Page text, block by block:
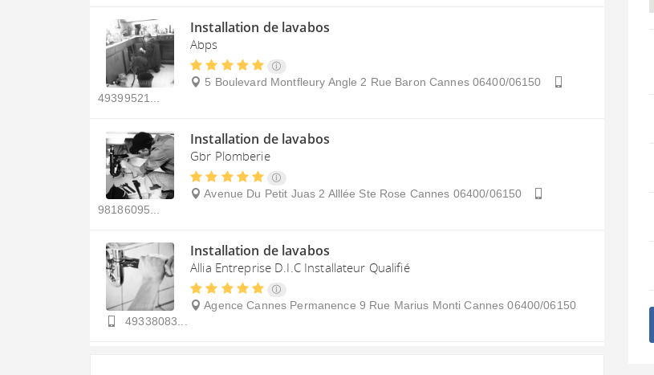
Installation de lavabos
Abps
5 Boulevard Montfleury Angle 2 Rue Baron Cannes 06400/06150
49399521...
Installation de lavabos
Gbr Plomberie
Avenue Du Petit Juas 2 Alllée Ste Rose Cannes 06400/06150
98186095...
Installation de lavabos
Allia Entreprise D.I.C Installateur Qualifié
Agence Cannes Permanence 9 Rue Marius Monti Cannes 06400/06150
49338083...